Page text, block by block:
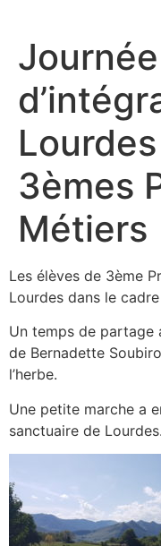
contenu
Journée
3èmes
Métiers
Les élèves de 3ème
Lourdes dans le
Un temps de partage
de Bernadette
l’herbe.
Une petite marche a
sanctuaire de Lourdes.